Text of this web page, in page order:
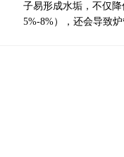
子易形成水垢，不仅
5%-8%），还会导致